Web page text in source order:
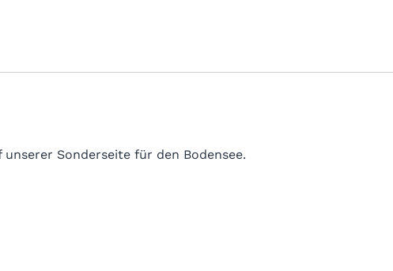
Sonderseite für den Bodensee.